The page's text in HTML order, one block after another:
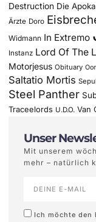
Destruction Die
Ärzte Doro
Widmann In Extremo
Instanz Lord Of The
Motorjesus Obituary
Saltatio Mortis
Steel Panther
Traceelords U.D.O. Van
Unser
Mit unserem
mehr – natürlich
Ich möchte den